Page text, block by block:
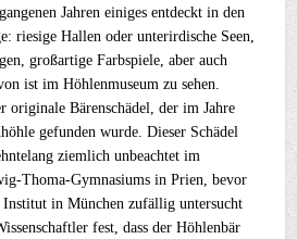
Jahren einiges entdeckt in den
riesige Hallen oder unterirdische Seen,
großartige Farbspiele, aber auch
ist im Höhlenmuseum zu sehen.
originale Bärenschädel, der im Jahre
gefunden wurde. Dieser Schädel
ziemlich unbeachtet im
Thoma-Gymnasiums in Prien, bevor
in München zufällig untersucht
fest, dass der Höhlenbär